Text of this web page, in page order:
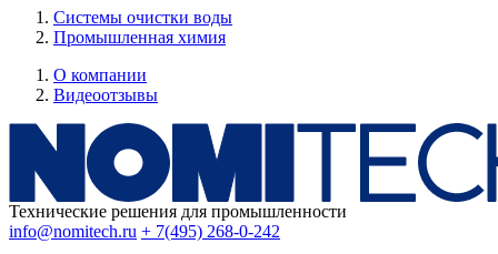
Системы очистки воды
Промышленная химия
О компании
Видеоотзывы
Технические решения для промышленности
info@nomitech.ru + 7(495) 268-0-242